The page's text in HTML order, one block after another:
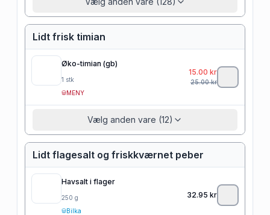
Lidt frisk timian
Øko-timian (gb)
1 stk
MENY
15.00 kr
25.00kr
Vælg anden vare (12)
Lidt flagesalt og friskkværnet peber
Havsalt i flager
250 g
Bilka
32.95 kr